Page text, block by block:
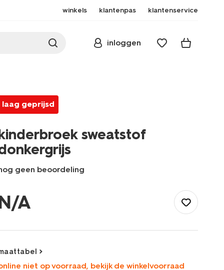
winkels klantenpas klantenservice
inloggen
laag geprijsd
sweatstof
geen beoordeling
sweatstof-
donkergrijs-
30710408DARKGREY.html
A
niet op voorraad, bekijk de winkelvoorraad